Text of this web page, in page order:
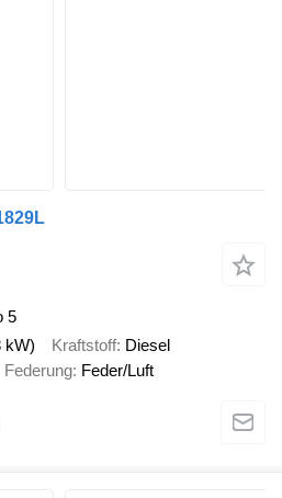
5
kW) Kraftstoff Diesel
Federung Feder/Luft